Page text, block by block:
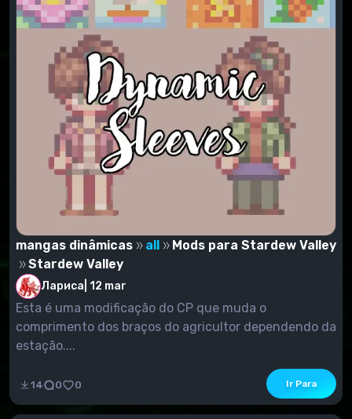
mangas dinâmicas all
Mods para Stardew Valley
Stardew Valley
Лариса 12 mar
Esta é uma modificação do CP que muda o
comprimento dos braços do agricultor dependendo da
estação....
14 0 0 Ir Para